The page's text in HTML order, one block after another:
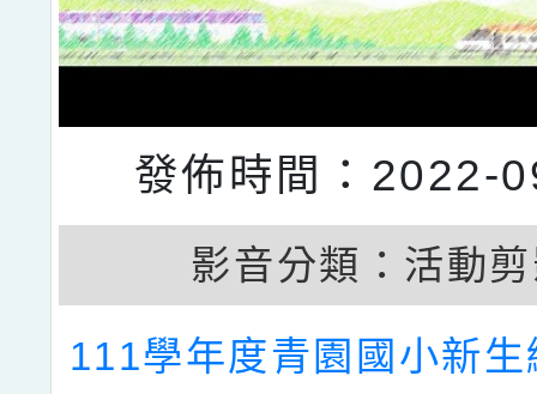
發佈時間：2022-
影音分類： 活動
111學年度青園國小新